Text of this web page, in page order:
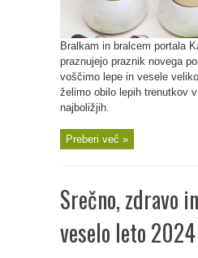
Bralkam in bralcem portala
praznujejo praznik novega
voščimo lepe in vesele
želimo obilo lepih trenutkov
najboližjih.
Preberi več »
Srečno, zdravo
veselo leto 2024